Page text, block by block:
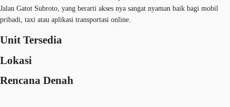
Jalan Gatot Subroto, yang berarti akses nya sangat nyaman baik bagi mobil
pribadi, taxi atau aplikasi transportasi online.
Unit Tersedia
Lokasi
Rencana Denah